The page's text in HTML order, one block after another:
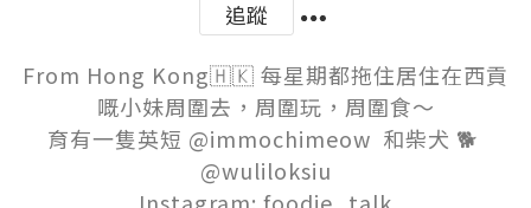
追蹤
From Hong Kong🇭🇰 每星期都拖住居住在西貢
嘅小妹周圍去，周圍玩，周圍食～
育有一隻英短 @immochimeow  和柴犬 🐕
@wuliloksiu